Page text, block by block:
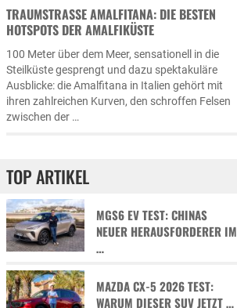
TRAUMSTRASSE AMALFITANA: DIE BESTEN H
OTSPOTS DER AMALFIKÜSTE
100 Meter über dem Meer, sensationell in die
Steilküste gesprengt und dazu spektakuläre
Ausblicke: die Amalfitana in Italien gehört mit
ihren zahlreichen Kurven, den schroffen Felsen
zwischen der …
TOP ARTIKEL
MGS6 EV TEST: CHINAS
NEUER HERAUSFORDERER IM
…
MAZDA CX-5 2026 TEST:
WARUM DIESER SUV JETZT …